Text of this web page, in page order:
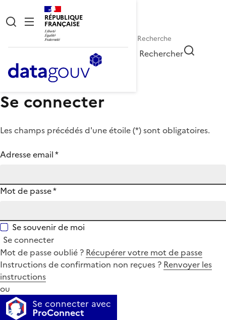
RÉPUBLIQUE
FRANÇAISE
Rechercher
Se connecter
Les champs précédés d'une étoile (*) sont obligatoires.
Adresse email*
Mot de passe*
Se souvenir de moi
Se connecter
Mot de passe oublié ? Récupérer votre mot de passe
Instructions de confirmation non reçues ? Renvoyer les
instructions
ou
Se connecter avec
ProConnect